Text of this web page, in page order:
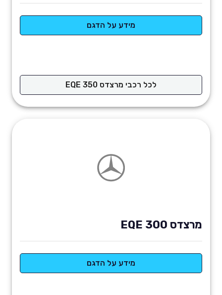
מידע על הדגם
לכל רכבי מרצדס EQE 350
מרצדס EQE 300
מידע על הדגם